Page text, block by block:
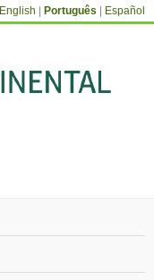
English Português Español